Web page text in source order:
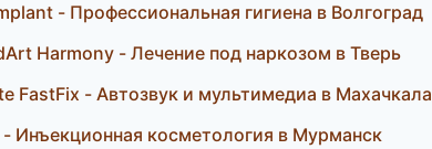
- Профессиональная гигиена в Волгоград
Harmony - Лечение под наркозом в Тверь
FastFix - Автозвук и мультимедиа в Махачкала
Инъекционная косметология в Мурманск